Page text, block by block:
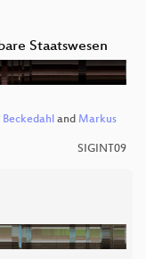
Staatswesen
and Markus
SIGINT09